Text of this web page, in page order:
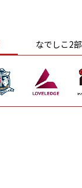
なでしこ2部